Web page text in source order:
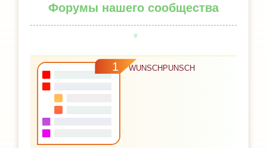
Форумы нашего сообщества
1 WUNSCHPUNSCH